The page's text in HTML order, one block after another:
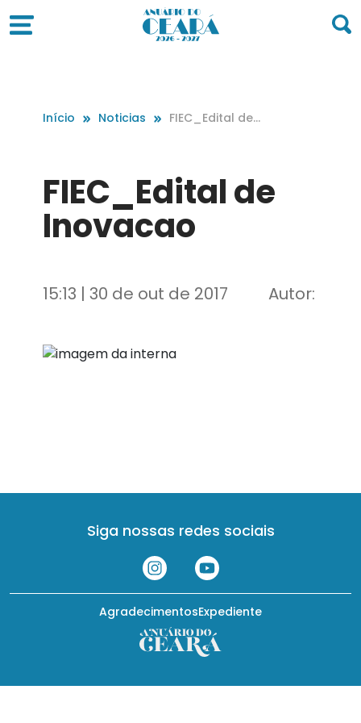
Início Noticias
FIEC_Edital de I
FIEC_Edital de
Inovacao
15:13 | 30 de out de 2017 Autor:
Siga nossas redes sociais
Expediente
Agradecimentos